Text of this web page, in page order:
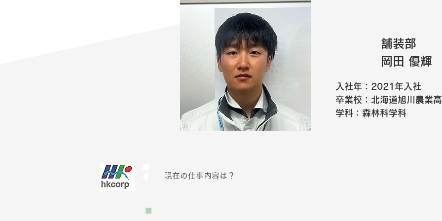
舗装部
岡田 優輝
入社年：2021年入社
卒業校：北海道旭川農業
学科：森林科学科
現在の仕事内容は？